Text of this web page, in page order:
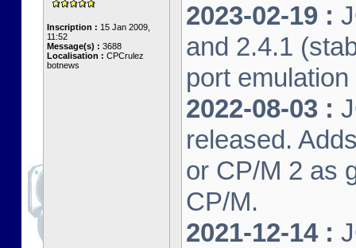
Inscription : 15 Jan 2009,
11:52
Message(s) : 3688
Localisation : CPCrulez
botnews
2023-02-19 :
and 2.4.1
port
2022-08-03 :
released.
or CP/M 2 as
CP/M.
2021-12-14 :